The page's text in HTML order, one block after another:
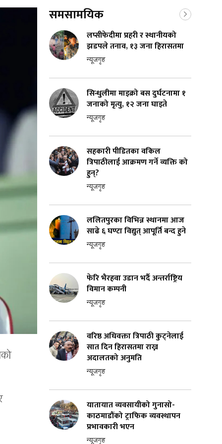
समसामयिक
लप्सीफेदीमा प्रहरी र स्थानीयको
झडपले तनाव, १३ जना हिरासतमा
न्यूजगृह
सिन्धुलीमा माइक्रो बस दुर्घटनामा १
जनाको मृत्यु, १२ जना घाइते
न्यूजगृह
सहकारी पीडितका वकिल
त्रिपाठीलाई आक्रमण गर्ने व्यक्ति को
हुन्?
न्यूजगृह
ललितपुरका विभिन्न स्थानमा आज
साढे ६ घण्टा विद्युत् आपूर्ति बन्द हुने
न्यूजगृह
फेरि भैरहवा उडान भर्दै अन्तर्राष्ट्रिय
विमान कम्पनी
न्यूजगृह
वरिष्ठ अधिवक्ता त्रिपाठी कुट्नेलाई
सात दिन हिरासतमा राख्न
अदालतको अनुमति
न्यूजगृह
यातायात व्यवसायीको गुनासो-
काठमाडौंको ट्राफिक व्यवस्थापन
प्रभावकारी भएन
न्यूजगृह